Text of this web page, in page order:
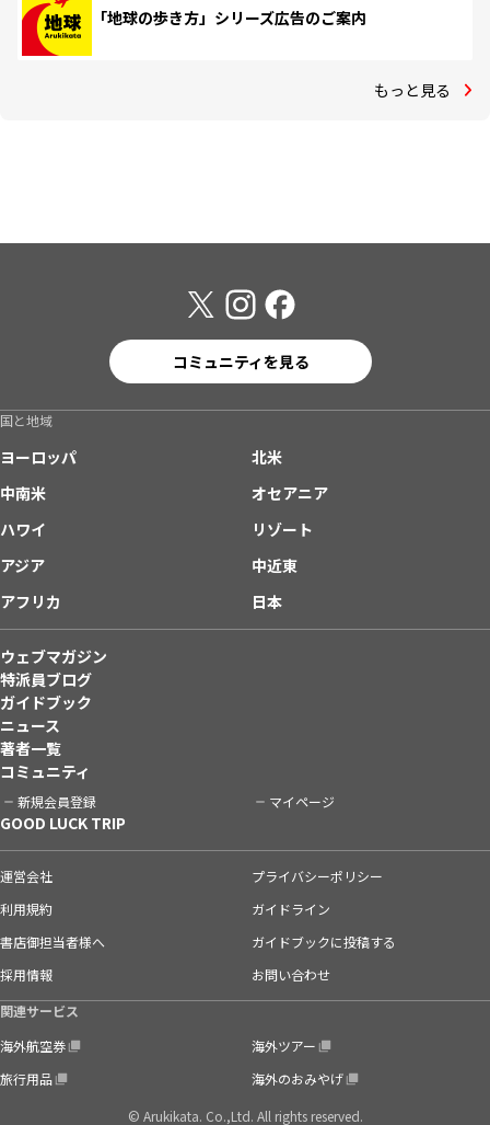
「地球の歩き方」シリーズ広告のご案内
もっと見る
コミュニティを見る
国と地域
ヨーロッパ
北米
中南米
オセアニア
ハワイ
リゾート
アジア
中近東
アフリカ
日本
ウェブマガジン
特派員ブログ
ガイドブック
ニュース
著者一覧
コミュニティ
新規会員登録 マイページ
GOOD LUCK TRIP
運営会社
プライバシーポリシー
利用規約
ガイドライン
書店御担当者様へ
ガイドブックに投稿する
採用情報
お問い合わせ
関連サービス
海外航空券
海外ツアー
旅行用品
海外のおみやげ
© Arukikata. Co.,Ltd. All rights reserved.